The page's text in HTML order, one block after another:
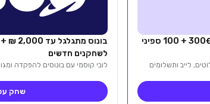
חבילת קבלת פנים: בונוס 100% עד 300€ + 100 ספיני
לייב ותשלומים
לשחקנים חדשים
לובי קוסמי עם בונוסים להפקדה
שחק